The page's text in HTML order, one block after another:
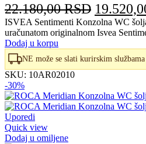
22.180,00RSD
cena
je
bila:
ISVEA Sentimenti Konzolna WC
uračunatom originalnom Isvea
Dodaj u korpu
NE može se slati kurirskim službama
SKU: 10AR02010
-30%
Uporedi
Quick view
Dodaj u omiljene